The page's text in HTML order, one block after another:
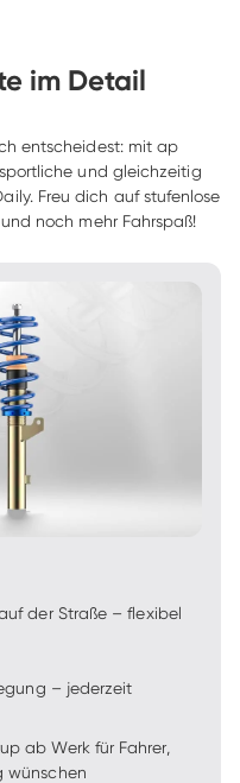
im Detail
entscheidest: mit ap
und gleichzeitig
Freu dich auf stufenlose
noch mehr Fahrspaß!
der Straße – flexibel
– jederzeit
ab Werk für Fahrer,
wünschen